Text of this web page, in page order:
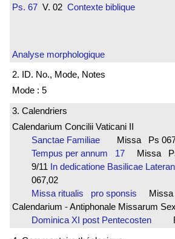
Ps. 67 V. 02 Contexte biblique
Analyse morphologique
2. ID. No., Mode, Notes
Mode : 5
3. Calendriers
Calendarium Concilii Vaticani II
Sanctae Familiae
Missa Ps
Tempus per annum 17 Missa
9/11 In dedicatione Basilicae
067,02
Missa ritualis pro sponsis Missa
Calendarium - Antiphonale Missarum
Dominica XI post Pentecosten
R